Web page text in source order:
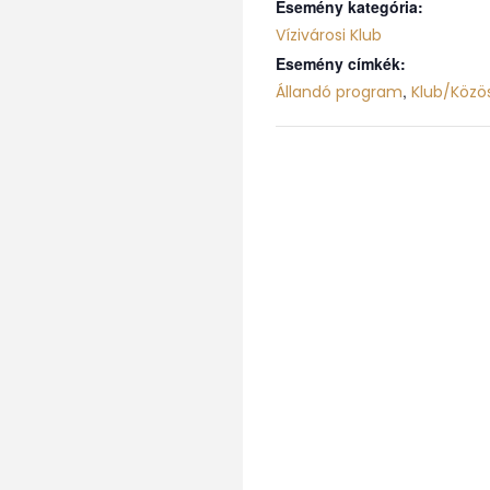
Esemény kategória:
Vízivárosi Klub
Esemény címkék:
Állandó program, Klub/